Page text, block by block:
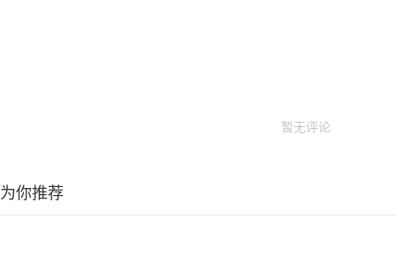
暂无评论
为你推荐